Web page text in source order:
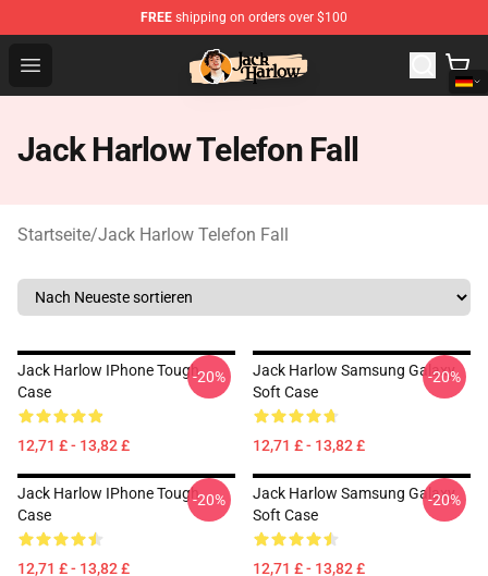
FREE shipping on orders over $100
Open menu
Jack Harlow Shop - Official Jack Harlow Merchandise
Jack Harlow Telefon Fall
Startseite/Jack Harlow Telefon Fall
Jack Harlow IPhone Tough
Case
12,71 £ - 13,82 £
-20%
Jack Harlow Samsung Galaxy
Soft Case
12,71 £ - 13,82 £
-20%
Jack Harlow IPhone Tough
Case
12,71 £ - 13,82 £
-20%
Jack Harlow Samsung Galaxy
Soft Case
12,71 £ - 13,82 £
-20%